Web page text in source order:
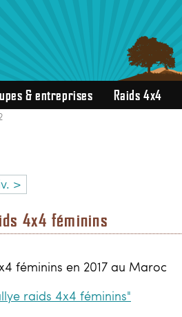
& entreprises Raids 4x4
>
4x4 féminins
féminins en 2017 au Maroc
raids 4x4 féminins"